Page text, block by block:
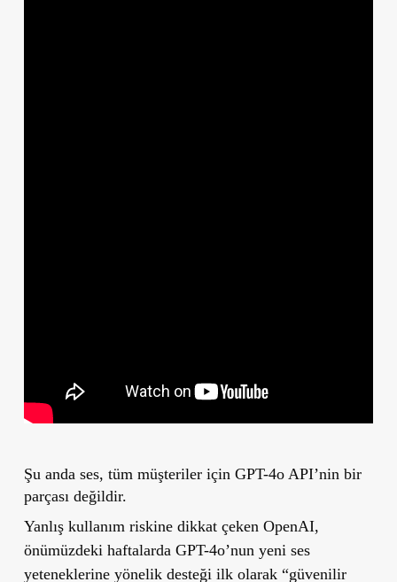
Şu anda ses, tüm müşteriler için GPT-4o API’nin bir
parçası değildir.
Yanlış kullanım riskine dikkat çeken OpenAI,
önümüzdeki haftalarda GPT-4o’nun yeni ses
yeteneklerine yönelik desteği ilk olarak “güvenilir